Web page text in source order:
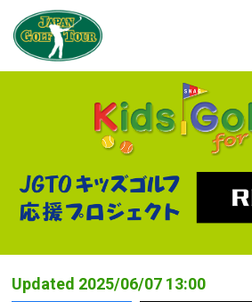
Updated 2025/06/07 13:00